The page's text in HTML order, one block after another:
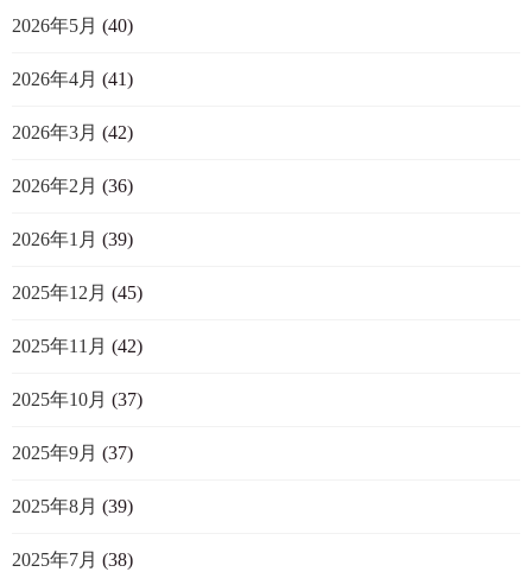
2026年5月 (40)
2026年4月 (41)
2026年3月 (42)
2026年2月 (36)
2026年1月 (39)
2025年12月 (45)
2025年11月 (42)
2025年10月 (37)
2025年9月 (37)
2025年8月 (39)
2025年7月 (38)